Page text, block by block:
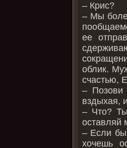
– Крис?
– Мы
ее
облик.
счастью,
–
вздыхая,
– Что?
оставляй
– Если
хочешь